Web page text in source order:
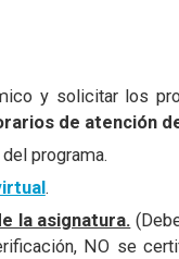
y solicitar los
de atención
programa.
.
la asignatura.
NO se